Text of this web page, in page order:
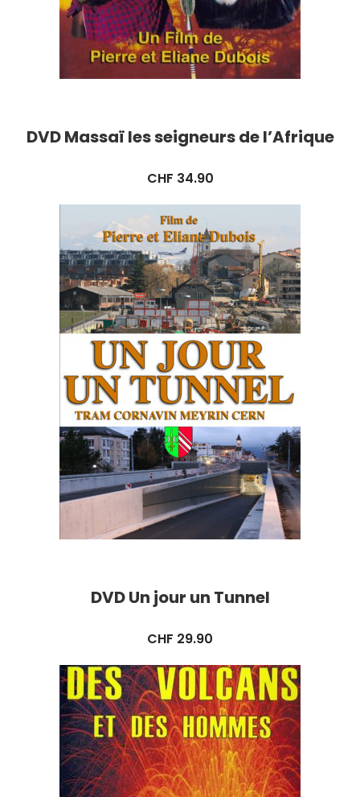
DVD Massaï les seigneurs de l’Afrique
CHF 34.90
DVD Un jour un Tunnel
CHF 29.90